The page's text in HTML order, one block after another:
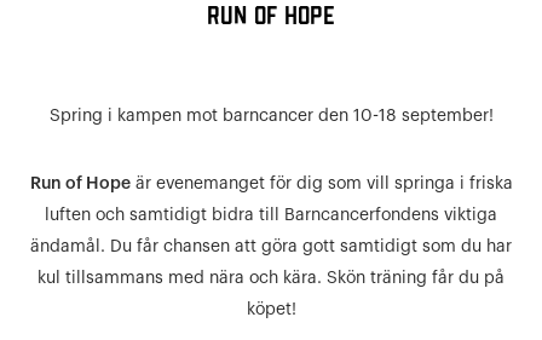
Run of Hope
Spring i kampen mot barncancer den 10-18 september!
Run of Hopeär evenemanget för dig som vill springa i friska
luften och samtidigt bidra till Barncancerfondens viktiga
ändamål. Du får chansen att göra gott samtidigt som du har
kul tillsammans med nära och kära. Skön träning får du på
köpet!